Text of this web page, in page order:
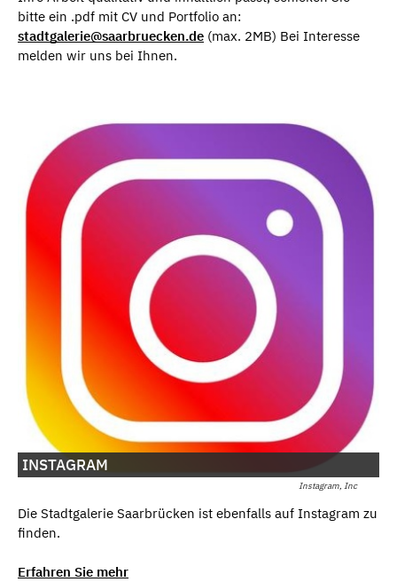
bitte ein .pdf mit CV und Portfolio an:
stadtgalerie@saarbruecken.de (max. 2MB) Bei Interesse
melden wir uns bei Ihnen.
Instagram, Inc
INSTAGRAM
Die Stadtgalerie Saarbrücken ist ebenfalls auf Instagram zu
finden.
Erfahren Sie mehr